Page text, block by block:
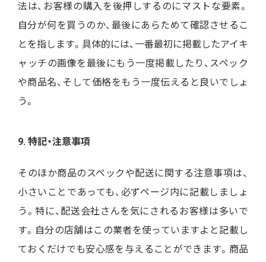
法は、お客様の購入を後押しするのにマストな要素。
自分が何を買うのか、最後にあらためて確認させるこ
とを指します。具体的には、一番最初に掲載したアイキ
ャッチの画像を最後にもう一度掲載したり、スペック
や商品名、そして価格をもう一度伝えると良いでしょ
う。
9. 特記・注意事項
そのほか商品のスペックや配送に関する注意事項は、
小さいことであっても、必ずページ内に記載しましょ
う。特に、配送会社さんを気にされるお客様は多いで
す。自分の店舗はこの業者を使っていますよと記載し
ておくだけでも安心感を与えることができます。商品